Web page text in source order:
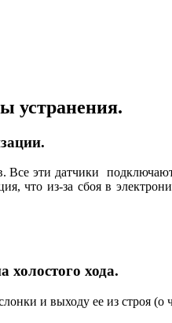
устранения.
эти датчики
что из-за сбоя в
холостого хода.
и выходу ее из строя (о